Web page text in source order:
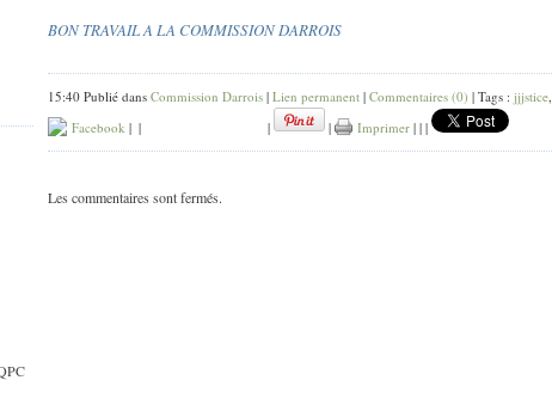
BON TRAVAIL A LA COMMISSION DARROIS
15:40 Publié dans Commission Darrois | Lien permanent | Commentaires (0) | Tags : jjjstice,
Facebook | | | | Imprimer | | |
Les commentaires sont fermés.